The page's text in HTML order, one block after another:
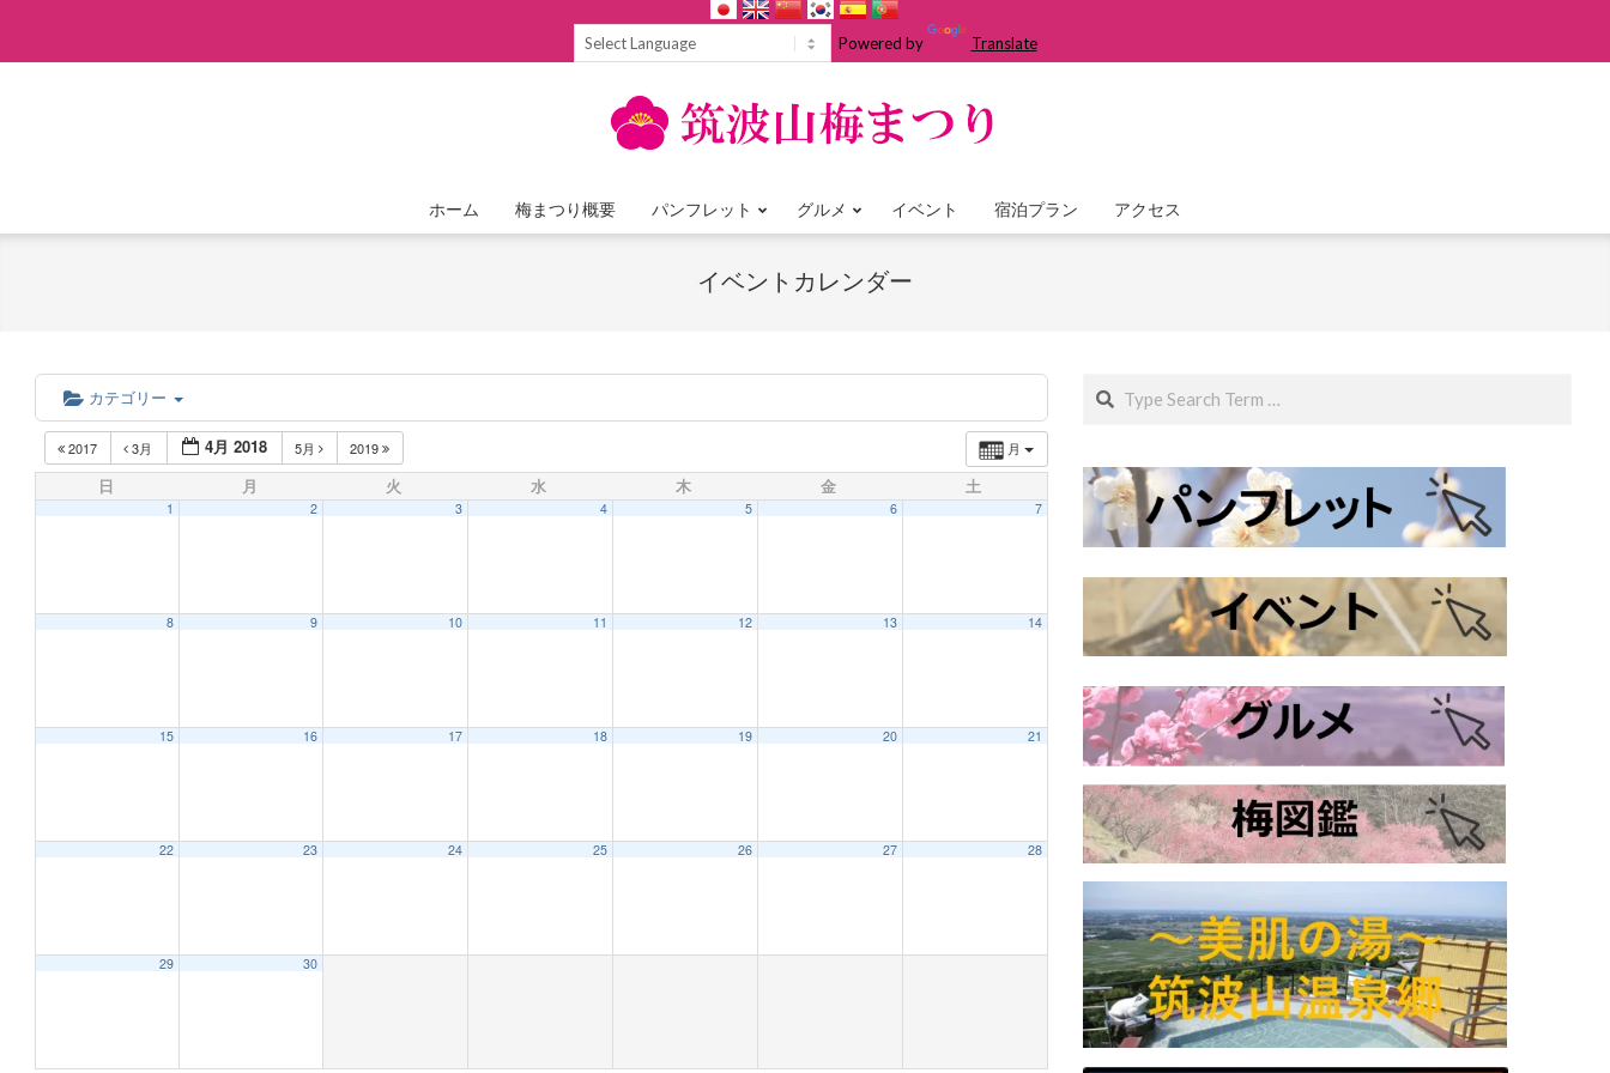
Powered by Translate
Primary
Menu
ホーム 梅まつり概要 パンフレット グルメ イベント 宿泊プラン アクセス
イベントカレンダー
カテゴリー
月
2017 3月 4月 2018 5月 2019
日 月 火 水 木 金 土
1 2 3 4 5 6 7
8 9 10 11 12 13 14
15 16 17 18 19 20 21
22 23 24 25 26 27 28
29 30
4:00 AM
Search